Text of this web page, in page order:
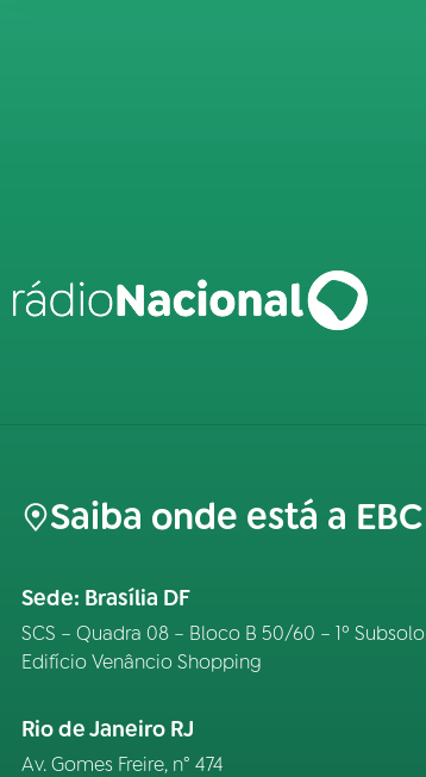
Saiba onde está a EBC
Sede: Brasília DF
SCS – Quadra 08 – Bloco B 50/60 – 1º Subsolo
Edifício Venâncio Shopping
Rio de Janeiro RJ
Av. Gomes Freire, n° 474